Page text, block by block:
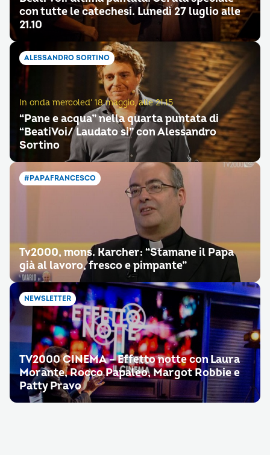
con tutte le catechesi. Lunedì 27 luglio alle
21.10
ALESSANDRO SORTINO
In onda mercoled' 18 maggio, alle 21.15
“Pane e acqua” nella quarta puntata di
“BeatiVoi/ Laudato si” con Alessandro
Sortino
#PAPAFRANCESCO
Tv2000, mons. Karcher: “Stamane il Papa
già al lavoro, fresco e pimpante”
NEWSLETTER
TV2000 CINEMA – Effetto notte con Laura
Morante, Rocco Papaleo, Margot Robbie e
Patty Pravo